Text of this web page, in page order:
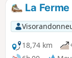
La
18,74 km